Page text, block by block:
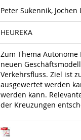
Peter Sukennik,
HEUREKA
Zum Thema
neuen
Verkehrsfluss. Ziel ist
ausgewertet werden
werden kann.
der Kreuzungen